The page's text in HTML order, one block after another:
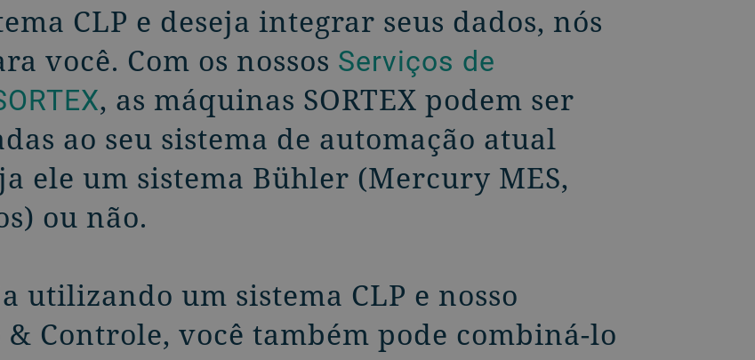
CLP e deseja integrar seus dados, nós
você. Com os nossos Serviços de
, as máquinas SORTEX podem ser
ao seu sistema de automação atual
ele um sistema Bühler (Mercury MES,
ou não.
utilizando um sistema CLP e nosso
Controle, você também pode combiná-lo